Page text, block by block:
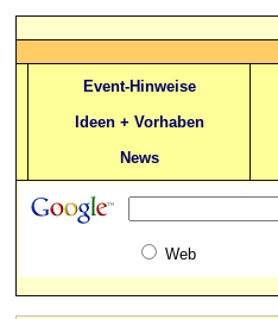
Event-Hinweise
Ideen + Vorhaben
News
Web